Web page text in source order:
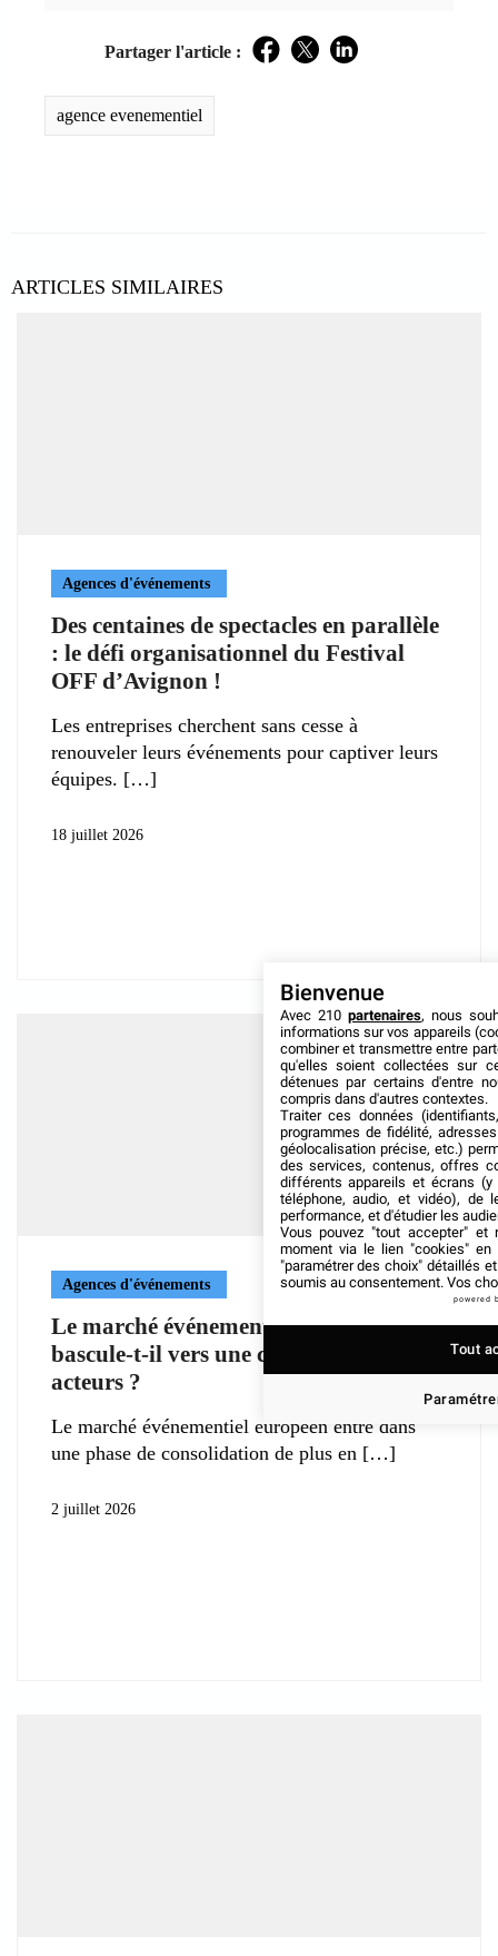
Partager l'article : Facebook
TwitterLinkedIn
agence evenementiel
ARTICLES SIMILAIRES
Agences d'événements
Des centaines de spectacles en parallèle
: le défi organisationnel du Festival
OFF d’Avignon !
Les entreprises cherchent sans cesse à
renouveler leurs événements pour captiver leurs
équipes.
18 juillet 2026
Agences d'événements
Le marché événementiel européen
bascule-t-il vers une concentration des
acteurs ?
Le marché événementiel européen entre dans
une phase de consolidation de plus en
2 juillet 2026
Bienvenue
Avec 210 partenaires, nous
informations sur vos appareils
combiner et transmettre entre
qu'elles soient collectées sur
détenues par certains d'entre
compris dans d'autres contextes.
Traiter ces données
programmes de fidélité,
géolocalisation précise, etc.)
des services, contenus, offres
différents appareils et écrans (y
téléphone, audio, et vidéo), de
performance, et d'étudier les
Vous pouvez "tout accepter" et
moment via le lien "cookies" en
"paramétrer des choix" détaillés
soumis au consentement. Vos
powered
Tout